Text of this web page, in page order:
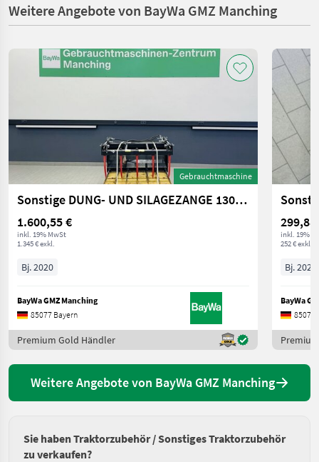
Weitere Angebote von BayWa GMZ Manching
Gebrauchtmaschine
Sonstige DUNG- UND SILAGEZANGE 130 CM
1.600,55 €
inkl. 19% MwSt
1.345 € exkl.
Bj. 2020
BayWa GMZ Manching
85077 Bayern
Premium Gold Händler
299,88
inkl. 19%
252 € exkl.
Bj. 2022
BayWa
85077
Weitere Angebote von BayWa GMZ Manching
Sie haben Traktorzubehör / Sonstiges Traktorzubehör
zu verkaufen?